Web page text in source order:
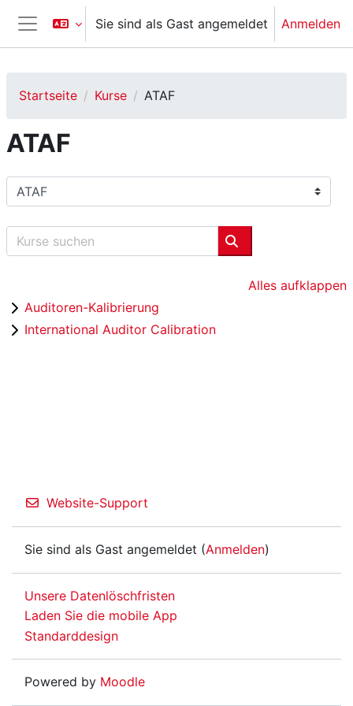
Zum Hauptinhalt
Website-Übersicht
Sie sind als Gast angemeldet Anmelden
Startseite Kurse ATAF
ATAF
Kursbereiche
Kurse suchen
Kurse suchen
Alles aufklappen
Auditoren-Kalibrierung
International Auditor Calibration
Website-Support
Sie sind als Gast angemeldet (Anmelden)
Unsere Datenlöschfristen
Laden Sie die mobile App
Standarddesign
Powered by Moodle